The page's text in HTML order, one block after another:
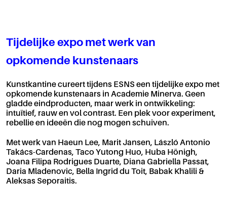
Tijdelijke expo met werk van
opkomende kunstenaars
Kunstkantine cureert tijdens ESNS een tijdelijke expo met
opkomende kunstenaars in Academie Minerva. Geen
gladde eindproducten, maar werk in ontwikkeling:
intuïtief, rauw en vol contrast. Een plek voor experiment,
rebellie en ideeën die nog mogen schuiven.
Met werk van Haeun Lee, Marit Jansen, László Antonio
Takács-Cardenas, Taco Yutong Huo, Huba Hönigh,
Joana Filipa Rodrigues Duarte, Diana Gabriella Passat,
Daria Mladenovic, Bella Ingrid du Toit, Babak Khalili &
Aleksas Seporaitis.